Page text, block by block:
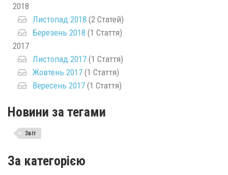
2018
Листопад 2018 (2 Статей)
Березень 2018 (1 Стаття)
2017
Листопад 2017 (1 Стаття)
Жовтень 2017 (1 Стаття)
Вересень 2017 (1 Стаття)
Новини за тегами
Звіт
За категорією